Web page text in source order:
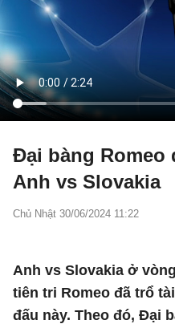
Đại bàng Romeo
Anh vs Slovakia
Chủ Nhật 30/06/2024 11:22
Anh vs Slovakia ở
tiên tri Romeo đã trổ
đấu này. Theo đó, Đại